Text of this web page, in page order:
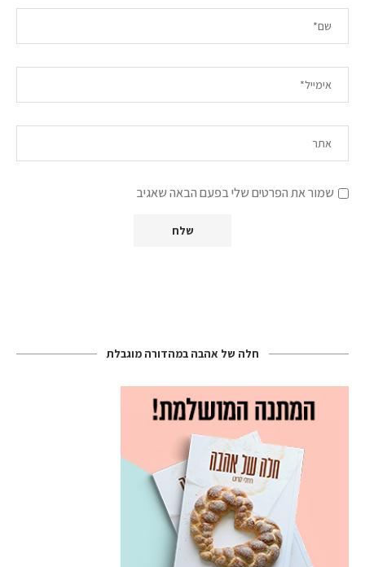
שמור את הפרטים שלי בפעם הבאה שאגיב
חלה של אהבה במהדורה מוגבלת